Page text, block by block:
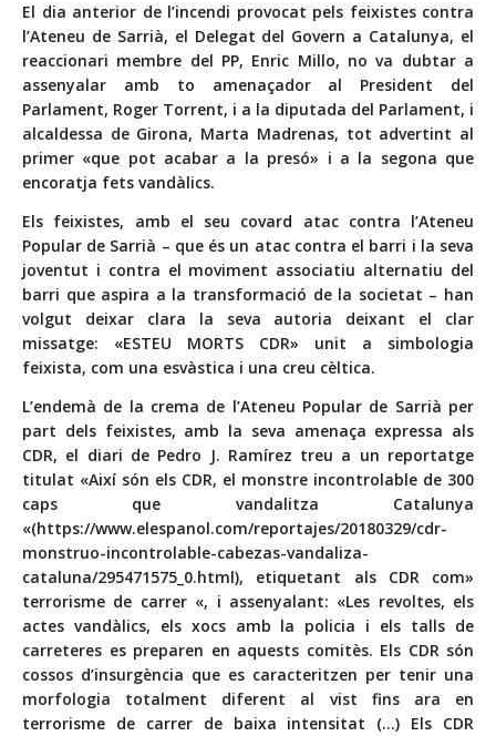
El dia anterior de l’incendi provocat pels feixistes contra
l’Ateneu de Sarrià, el Delegat del Govern a Catalunya, el
reaccionari membre del PP, Enric Millo, no va dubtar a
assenyalar amb to amenaçador al President del
Parlament, Roger Torrent, i a la diputada del Parlament, i
alcaldessa de Girona, Marta Madrenas, tot advertint al
primer «que pot acabar a la presó» i a la segona que
encoratja fets vandàlics.
Els feixistes, amb el seu covard atac contra l’Ateneu
Popular de Sarrià – que és un atac contra el barri i la seva
joventut i contra el moviment associatiu alternatiu del
barri que aspira a la transformació de la societat – han
volgut deixar clara la seva autoria deixant el clar
missatge: «ESTEU MORTS CDR» unit a simbologia
feixista, com una esvàstica i una creu cèltica.
L’endemà de la crema de l’Ateneu Popular de Sarrià per
part dels feixistes, amb la seva amenaça expressa als
CDR, el diari de Pedro J. Ramírez treu a un reportatge
titulat «Així són els CDR, el monstre incontrolable de 300
caps que vandalitza Catalunya
«(https://www.elespanol.com/reportajes/20180329/cdr-
monstruo-incontrolable-cabezas-vandaliza-
cataluna/295471575_0.html), etiquetant als CDR com»
terrorisme de carrer «, i assenyalant: «Les revoltes, els
actes vandàlics, els xocs amb la policia i els talls de
carreteres es preparen en aquests comitès. Els CDR són
cossos d’insurgència que es caracteritzen per tenir una
morfologia totalment diferent al vist fins ara en
terrorisme de carrer de baixa intensitat (…) Els CDR